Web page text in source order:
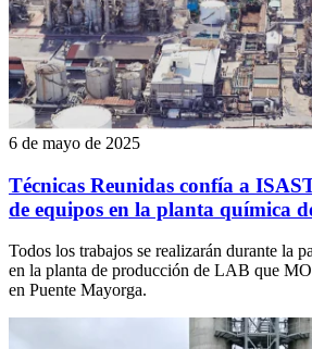
6 de mayo de 2025
Técnicas Reunidas confía a
de equipos en la planta química
Todos los trabajos se realizarán durante la
en la planta de producción de LAB que
en Puente Mayorga.